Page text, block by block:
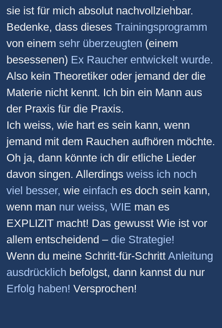
sie ist für mich absolut nachvollziehbar.
Bedenke, dass diesesTrainingsprogramm
von einemsehr überzeugten (einem
besessenen) Ex Raucher entwickelt wurde.
Also kein Theoretiker oder jemand der die
Materie nicht kennt. Ich bin ein Mann aus
der Praxis für die Praxis.
Ich weiss, wie hart es sein kann, wenn
jemand mit dem Rauchen aufhören möchte.
Oh ja, dann könnte ich dir etliche Lieder
davon singen. Allerdingsweiss ich noch
viel besser, wie einfach es doch sein kann,
wenn man nur weiss, WIE man es
EXPLIZIT macht! Das gewusst Wie ist vor
allem entscheidend – die Strategie!
Wenn du meine Schritt-für-SchrittAnleitung
ausdrücklich befolgst, dann kannst du nur
Erfolg haben! Versprochen!